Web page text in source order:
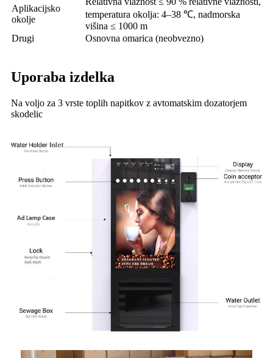
Aplikacijsko
okolje
temperatura okolja: 4–38 ℃, nadmorska
višina ≤ 1000 m
Drugi
Osnovna omarica (neobvezno)
Uporaba izdelka
Na voljo za 3 vrste toplih napitkov z avtomatskim dozatorjem
skodelic